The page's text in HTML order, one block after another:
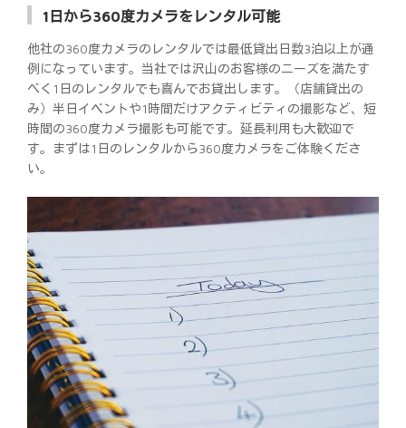
1日から360度カメラをレンタル可能
他社の360度カメラのレンタルでは最低貸出日数3泊以上が通
例になっています。当社では沢山のお客様のニーズを満たす
べく1日のレンタルでも喜んでお貸出します。（店舗貸出の
み）半日イベントや1時間だけアクティビティの撮影など、短
時間の360度カメラ撮影も可能です。延長利用も大歓迎で
す。まずは1日のレンタルから360度カメラをご体験くださ
い。